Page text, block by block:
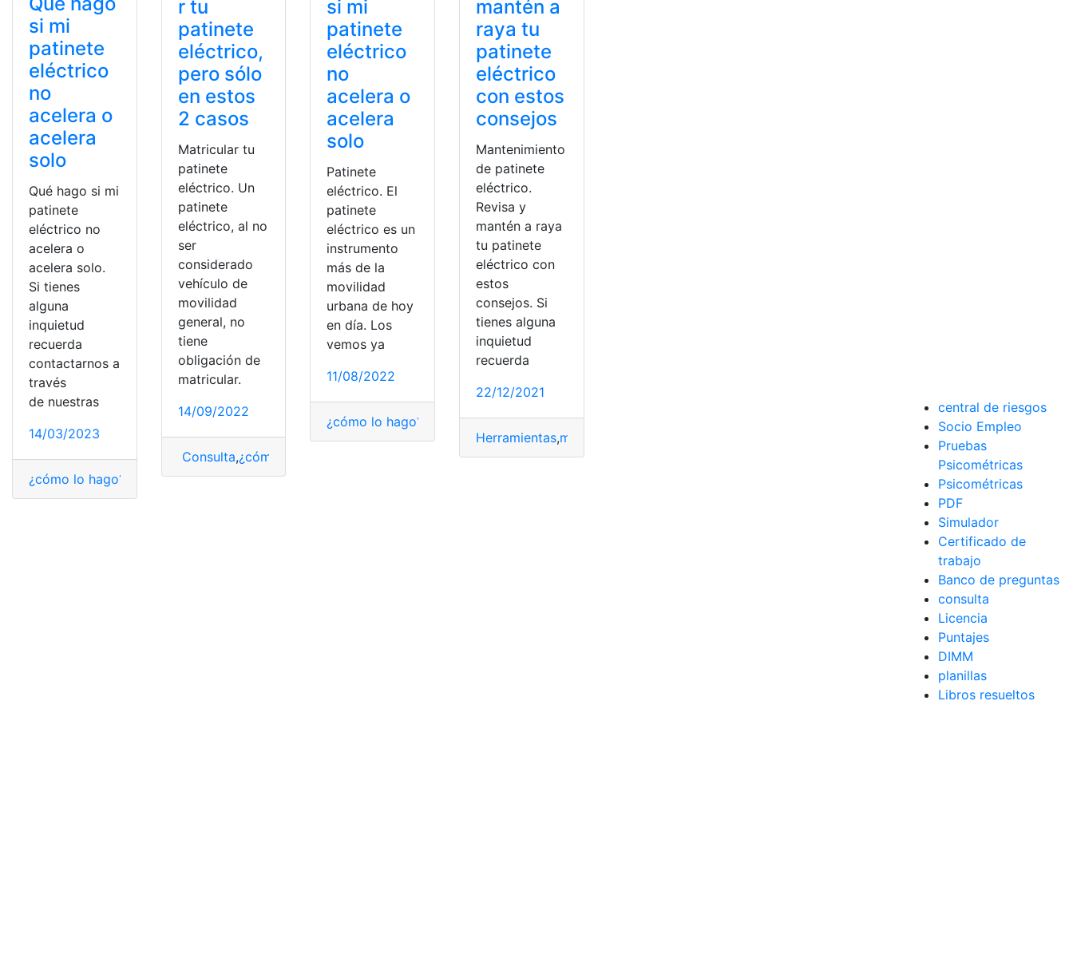
si mi
patinete
eléctrico
no
acelera o
acelera
solo
Qué hago si mi
patinete
eléctrico no
acelera o
acelera solo.
Si tienes
alguna
inquietud
recuerda
contactarnos a
través
de nuestras
14/03/2023
¿cómo lo hago? patinete eléctrico
r tu
patinete
eléctrico,
pero sólo
en estos
2 casos
Matricular tu
patinete
eléctrico. Un
patinete
eléctrico, al no
ser
considerado
vehículo de
movilidad
general, no
tiene
obligación de
matricular.
14/09/2022
Consulta,¿cómo lo hago? patinete eléctrico
si mi
patinete
eléctrico
no
acelera o
acelera
solo
Patinete
eléctrico. El
patinete
eléctrico es un
instrumento
más de la
movilidad
urbana de hoy
en día. Los
vemos ya
11/08/2022
¿cómo lo hago? Causas,patinete eléctrico,Problema
mantén a
raya tu
patinete
eléctrico
con estos
consejos
Mantenimiento
de patinete
eléctrico.
Revisa y
mantén a raya
tu patinete
eléctrico con
estos
consejos. Si
tienes alguna
inquietud
recuerda
22/12/2021
Herramientas,movilidad
central de riesgos
Socio Empleo
Pruebas
Psicométricas
Psicométricas
PDF
Simulador
Certificado de
trabajo
Banco de preguntas
consulta
Licencia
Puntajes
DIMM
planillas
Libros resueltos